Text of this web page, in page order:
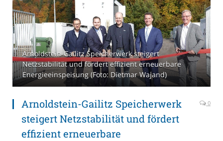
Arnoldstein-Gailitz Speicherwerk steigert
Netzstabilität und fördert effizient erneuerbare
Energieeinspeisung (Foto: Dietmar Wajand)
Arnoldstein-Gailitz Speicherwerk
steigert Netzstabilität und fördert
effizient erneuerbare
0